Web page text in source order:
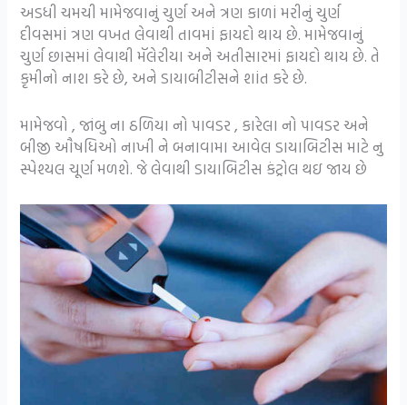
અડધી ચમચી મામેજવાનું ચુર્ણ અને ત્રણ કાળાં મરીનું ચુર્ણ
દીવસમાં ત્રણ વખત લેવાથી તાવમાં ફાયદો થાય છે. મામેજવાનું
ચુર્ણ છાસમાં લેવાથી મૅલેરીયા અને અતીસારમાં ફાયદો થાય છે. તે
કૃમીનો નાશ કરે છે, અને ડાયાબીટીસને શાંત કરે છે.
મામેજવો , જાંબુ ના ઠળિયા નો પાવડર , કારેલા નો પાવડર અને
બીજી ઔષધિઓ નાખી ને બનાવામા આવેલ ડાયાબિટીસ માટે નુ
સ્પેશ્યલ ચૂર્ણ મળશે. જે લેવાથી ડાયાબિટીસ કંટ્રોલ થઇ જાય છે